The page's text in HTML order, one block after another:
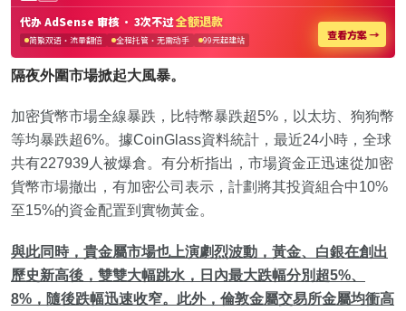
隔夜外圍市場掀起大風暴。
加密貨幣市場全線暴跌，比特幣暴跌超5%，以太坊、狗狗幣
等均暴跌超6%。據CoinGlass資料統計，最近24小時，全球
共有227939人被爆倉。有分析指出，市場資金正迅速從加密
貨幣市場撤出，有加密公司表示，計劃將其投資組合中10%
至15%的資金配置到實物黃金。
與此同時，貴金屬市場也上演劇烈波動，黃金、白銀在創出
歷史新高後，雙雙大幅跳水，日內最大跌幅分別超5%、
8%，隨後跌幅迅速收窄。此外，倫敦金屬交易所金屬均衝高